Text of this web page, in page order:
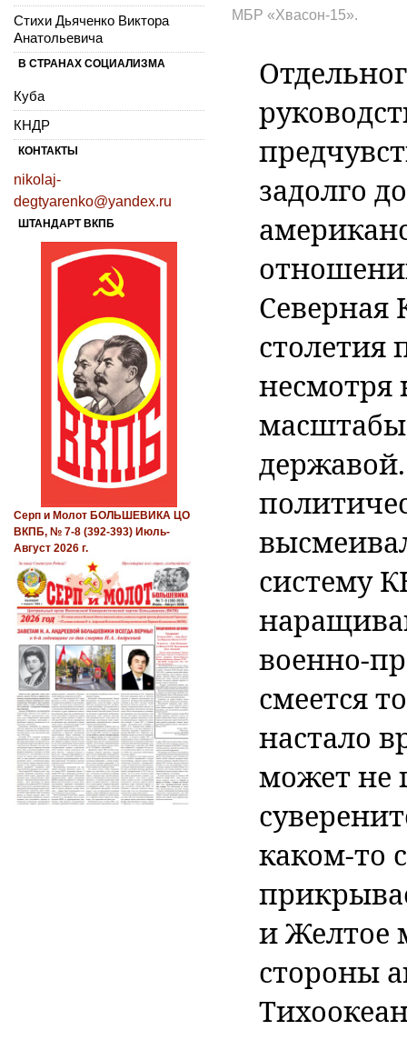
МБР «Хвасон-15».
задолго
Северная
столетия
несмотря
систему
военно-
смеется
настало
может не
каком-то
и Желтое
стороны
Стихи Дьяченко Виктора
Анатольевича
В СТРАНАХ СОЦИАЛИЗМА
Куба
КНДР
КОНТАКТЫ
nikolaj-
degtyarenko@yandex.ru
ШТАНДАРТ ВКПБ
Серп и Молот БОЛЬШЕВИКА ЦО
ВКПБ, № 7-8 (392-393) Июль-
Август 2026 г.